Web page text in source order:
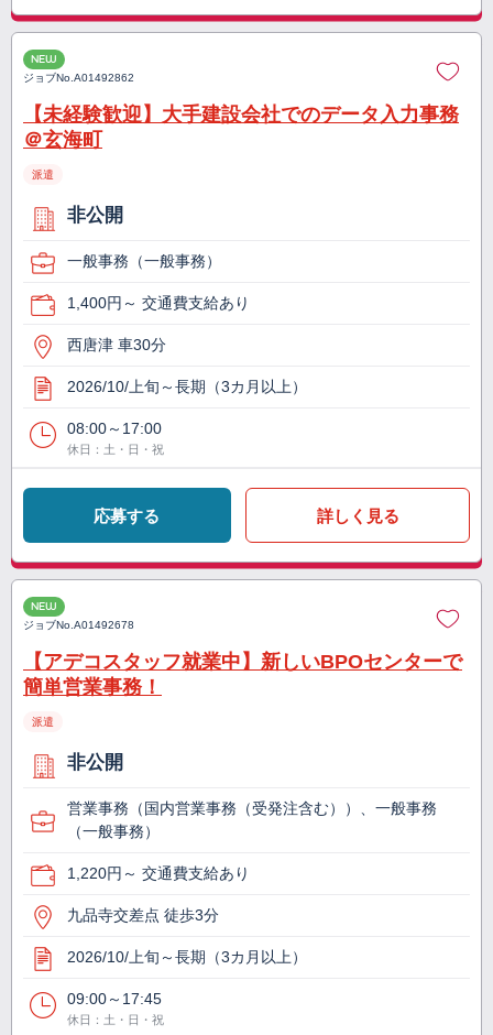
NEW
ジョブNo.A01492862
【未経験歓迎】大手建設会社でのデータ入力事務
＠玄海町
派遣
非公開
一般事務（一般事務）
1,400円～ 交通費支給あり
西唐津 車30分
2026/10/上旬～長期（3カ月以上）
08:00～17:00
休日：土・日・祝
応募する 詳しく見る
NEW
ジョブNo.A01492678
【アデコスタッフ就業中】新しいBPOセンターで
簡単営業事務！
派遣
非公開
営業事務（国内営業事務（受発注含む））、一般事務
（一般事務）
1,220円～ 交通費支給あり
九品寺交差点 徒歩3分
2026/10/上旬～長期（3カ月以上）
09:00～17:45
休日：土・日・祝